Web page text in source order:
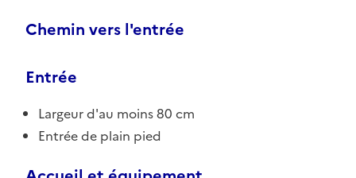
Chemin vers l'entrée
Entrée
Largeur d'au moins 80 cm
Entrée de plain pied